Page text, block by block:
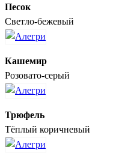
Песок
Светло-бежевый
Кашемир
Розовато-серый
Трюфель
Тёплый коричневый